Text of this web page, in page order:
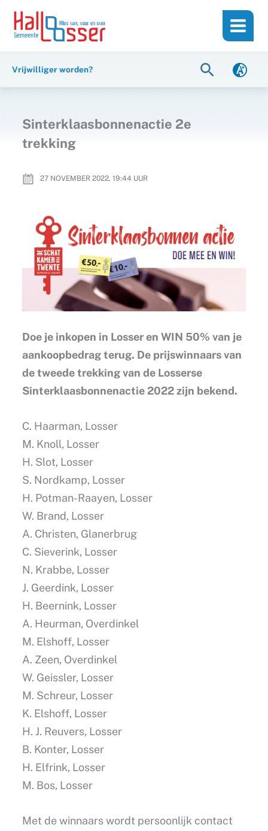
inhoud
naar
Vrijwilliger worden? Zoeken
Sinterklaasbonnenactie 2e
trekking
27 NOVEMBER 2022, 19:44 UUR
Doe je inkopen in Losser en WIN 50% van je
aankoopbedrag terug. De prijswinnaars van
de tweede trekking van de Losserse
Sinterklaasbonnenactie 2022 zijn bekend.
C. Haarman, Losser
M. Knoll, Losser
H. Slot, Losser
S. Nordkamp, Losser
H. Potman-Raayen, Losser
W. Brand, Losser
A. Christen, Glanerbrug
C. Sieverink, Losser
N. Krabbe, Losser
J. Geerdink, Losser
H. Beernink, Losser
A. Heurman, Overdinkel
M. Elshoff, Losser
A. Zeen, Overdinkel
W. Geissler, Losser
M. Schreur, Losser
K. Elshoff, Losser
H. J. Reuvers, Losser
B. Konter, Losser
H. Elfrink, Losser
M. Bos, Losser
Met de winnaars wordt persoonlijk contact